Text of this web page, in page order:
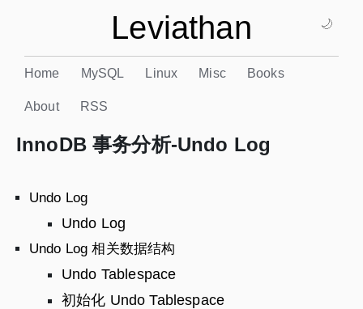
Leviathan 🌙
Home MySQL Linux Misc Books
About RSS
InnoDB 事务分析-Undo Log
Undo Log
Undo Log
Undo Log 相关数据结构
Undo Tablespace
初始化 Undo Tablespace